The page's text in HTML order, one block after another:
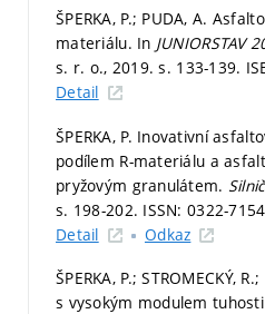
ŠPERKA, P.; PUDA, A.
materiálu. In JUNIORSTAV
s. r. o., 2019.s. 133-139.
Detail
ŠPERKA, P. Inovativní
podílem R-materiálu a
pryžovým granulátem.
s. 198-202. ISSN: 0322-
Detail
Odkaz
ŠPERKA, P.; STROMECKÝ,
s vysokým modulem